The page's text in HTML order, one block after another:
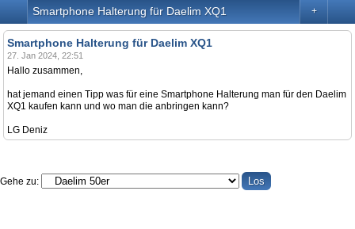
+
Smartphone Halterung für Daelim XQ1
Smartphone Halterung für Daelim XQ1
27. Jan 2024, 22:51
Hallo zusammen,
hat jemand einen Tipp was für eine Smartphone Halterung man für den Daelim
XQ1 kaufen kann und wo man die anbringen kann?
LG Deniz
Gehe zu: